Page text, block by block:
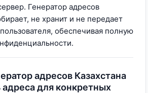
Генератор адресов
не хранит и не передает
обеспечивая полную
адресов Казахстана
адреса для конкретных